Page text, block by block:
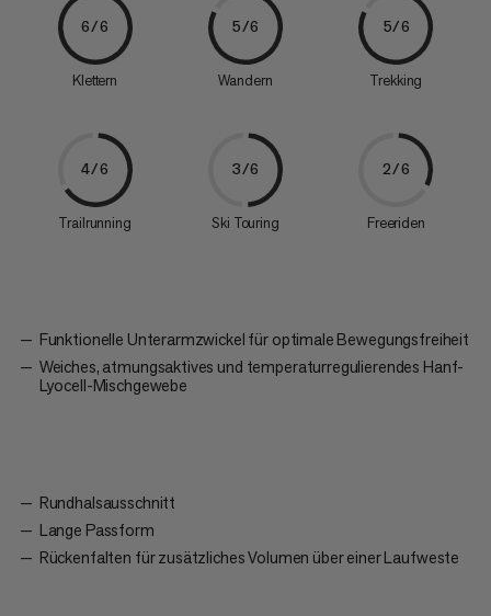
6/6
Klettern
5/6
Wandern
5/6
Trekking
4/6
Trailrunning
3/6
Ski Touring
2/6
Freeriden
Funktionelle Unterarmzwickel für optimale Bewegungsfreiheit
Weiches, atmungsaktives und temperaturregulierendes Hanf-
Lyocell-Mischgewebe
Rundhalsausschnitt
Lange Passform
Rückenfalten für zusätzliches Volumen über einer Laufweste